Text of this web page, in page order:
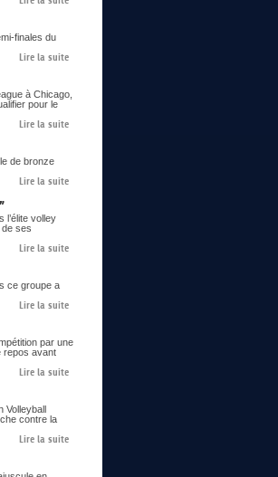
finales du
Lire la suite
à Chicago,
pour le
Lire la suite
de bronze
Lire la suite
l’élite volley
ses
Lire la suite
ce groupe a
Lire la suite
par une
repos avant
Lire la suite
Volleyball
contre la
Lire la suite